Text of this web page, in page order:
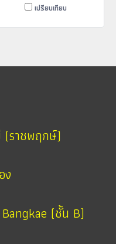
เปรียบเทียบ
ราชพฤกษ์)
ง
(ชั้น B)